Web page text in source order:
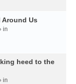
Around Us
in
heed to the
in